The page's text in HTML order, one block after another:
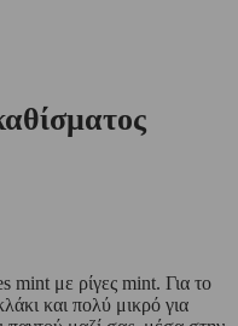
mint με ρίγες mint. Για το
και πολύ μικρό για